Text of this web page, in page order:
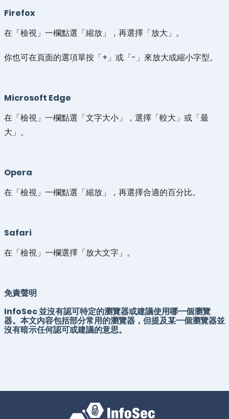
Firefox
在「檢視」一欄點選「縮放」，再選擇「放大」。
你也可在頁面的選項單按「+」或「-」來放大或縮小字型。
Microsoft Edge
在「檢視」一欄點選「文字大小」，選擇「較大」或「最
大」。
Opera
在「檢視」一欄點選「縮放」，再選擇合適的百分比。
Safari
在「檢視」一欄選擇「放大文字」。
免責聲明
InfoSec 並沒有認可特定的瀏覽器或建議使用哪一個瀏覽
器。本文內容包括部分常用的瀏覽器，但提及某一個瀏覽器並
沒有暗示任何認可或建議的意思。